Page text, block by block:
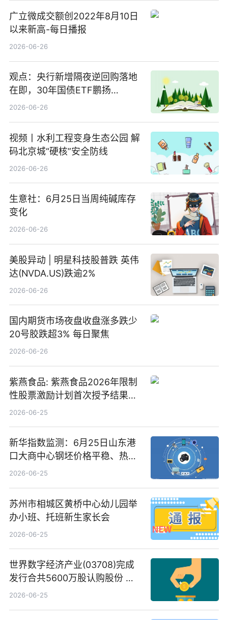
广立微成交额创2022年8月10日
以来新高-每日播报
2026-06-26
观点：央行新增隔夜逆回购落地
在即，30年国债ETF鹏扬
(511090) 盘中小幅上涨
2026-06-26
视频丨水利工程变身生态公园 解
码北京城“硬核”安全防线
2026-06-26
生意社：6月25日当周纯碱库存
变化
2026-06-26
美股异动 | 明星科技股普跌 英伟
达(NVDA.US)跌逾2%
2026-06-26
国内期货市场夜盘收盘涨多跌少
20号胶跌超3% 每日聚焦
2026-06-26
紫燕食品: 紫燕食品2026年限制
性股票激励计划首次授予结果公
告-微资讯
2026-06-25
新华指数监测：6月25日山东港
口大商中心钢坯价格平稳、热轧
C料价格微幅下跌
2026-06-25
苏州市相城区黄桥中心幼儿园举
办小班、托班新生家长会
2026-06-25
世界数字经济产业(03708)完成
发行合共5600万股认购股份 净
筹约1007万港元 独家焦点
2026-06-25